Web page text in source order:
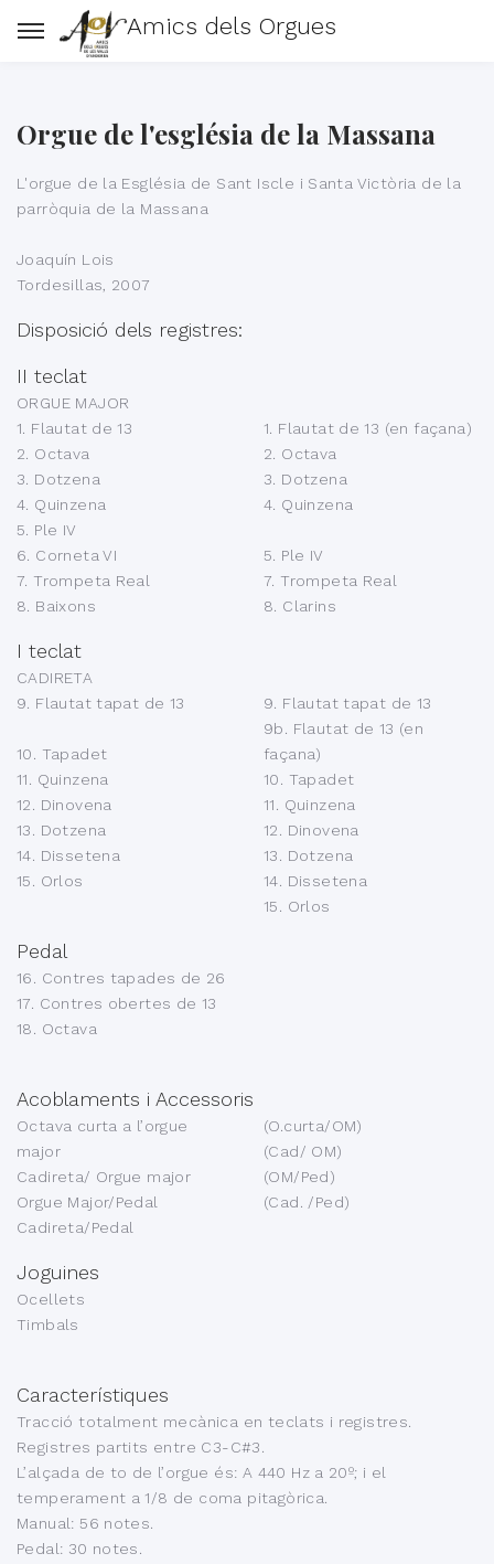
Amics dels Orgues
Orgue de l'església de la Massana
L'orgue de la Església de Sant Iscle i Santa Victòria de la
parròquia de la Massana
Joaquín Lois
Tordesillas, 2007
Disposició dels registres:
II teclat
ORGUE MAJOR
1. Flautat de 13
2. Octava
3. Dotzena
4. Quinzena
5. Ple IV
6. Corneta VI
7. Trompeta Real
8. Baixons
1. Flautat de 13 (en façana)
2. Octava
3. Dotzena
4. Quinzena
5. Ple IV
7. Trompeta Real
8. Clarins
I teclat
CADIRETA
9. Flautat tapat de 13
10. Tapadet
11. Quinzena
12. Dinovena
13. Dotzena
14. Dissetena
15. Orlos
9. Flautat tapat de 13
9b. Flautat de 13 (en
façana)
10. Tapadet
11. Quinzena
12. Dinovena
13. Dotzena
14. Dissetena
15. Orlos
Pedal
16. Contres tapades de 26
17. Contres obertes de 13
18. Octava
Acoblaments i Accessoris
Octava curta a l’orgue
major
Cadireta/ Orgue major
Orgue Major/Pedal
Cadireta/Pedal
(O.curta/OM)
(Cad/ OM)
(OM/Ped)
(Cad. /Ped)
Joguines
Ocellets
Timbals
Característiques
Tracció totalment mecànica en teclats i registres.
Registres partits entre C3-C#3.
L’alçada de to de l’orgue és: A 440 Hz a 20º; i el
temperament a 1/8 de coma pitagòrica.
Manual: 56 notes.
Pedal: 30 notes.